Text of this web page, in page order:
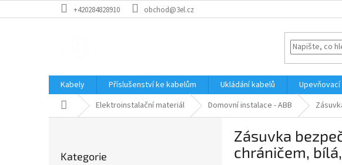
na
+420284828910 obchod@3el.cz
Kabely Příslušenství ke kabelům Ukládání kabelů
Domů Elektroinstalační materiál Domovní instalace - ABB
kategorie
Kategorie
Zásuvka
chráničem,